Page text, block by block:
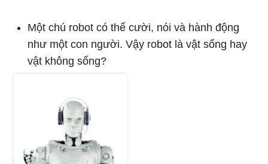
Một chú robot có thể cười, nói và hành động
như một con người. Vậy robot là vật sống hay
vật không sống?